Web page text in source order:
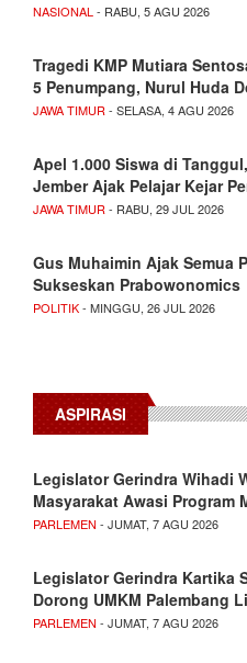
NASIONAL - RABU, 5 AGU 2026
Tragedi KMP Mutiara
5 Penumpang, Nurul Huda
JAWA TIMUR - SELASA, 4 AGU 2026
Apel 1.000 Siswa di
Jember Ajak Pelajar Kejar
JAWA TIMUR - RABU, 29 JUL 2026
Gus Muhaimin Ajak Semua
Sukseskan Prabowonomics
POLITIK- MINGGU, 26 JUL 2026
ASPIRASI
Legislator Gerindra Wihadi
Masyarakat Awasi Program
PARLEMEN - JUMAT, 7 AGU 2026
Legislator Gerindra Kartika
Dorong UMKM Palembang
PARLEMEN - JUMAT, 7 AGU 2026